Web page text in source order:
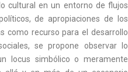
cultural en un entorno de flujos
de apropiaciones de los
como recurso para el desarrollo
se propone observar lo
locus simbólico o meramente